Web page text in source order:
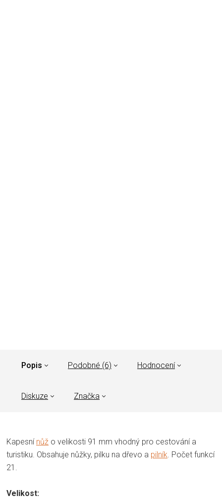
Popis Podobné (6) Hodnocení
Diskuze Značka
Kapesní nůž o velikosti 91 mm vhodný pro cestování a
turistiku. Obsahuje nůžky, pilku na dřevo a pilník . Počet funkcí
21.
Velikost: